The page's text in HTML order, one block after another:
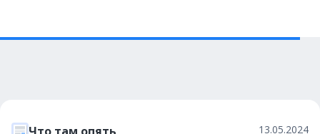
13.05.2024